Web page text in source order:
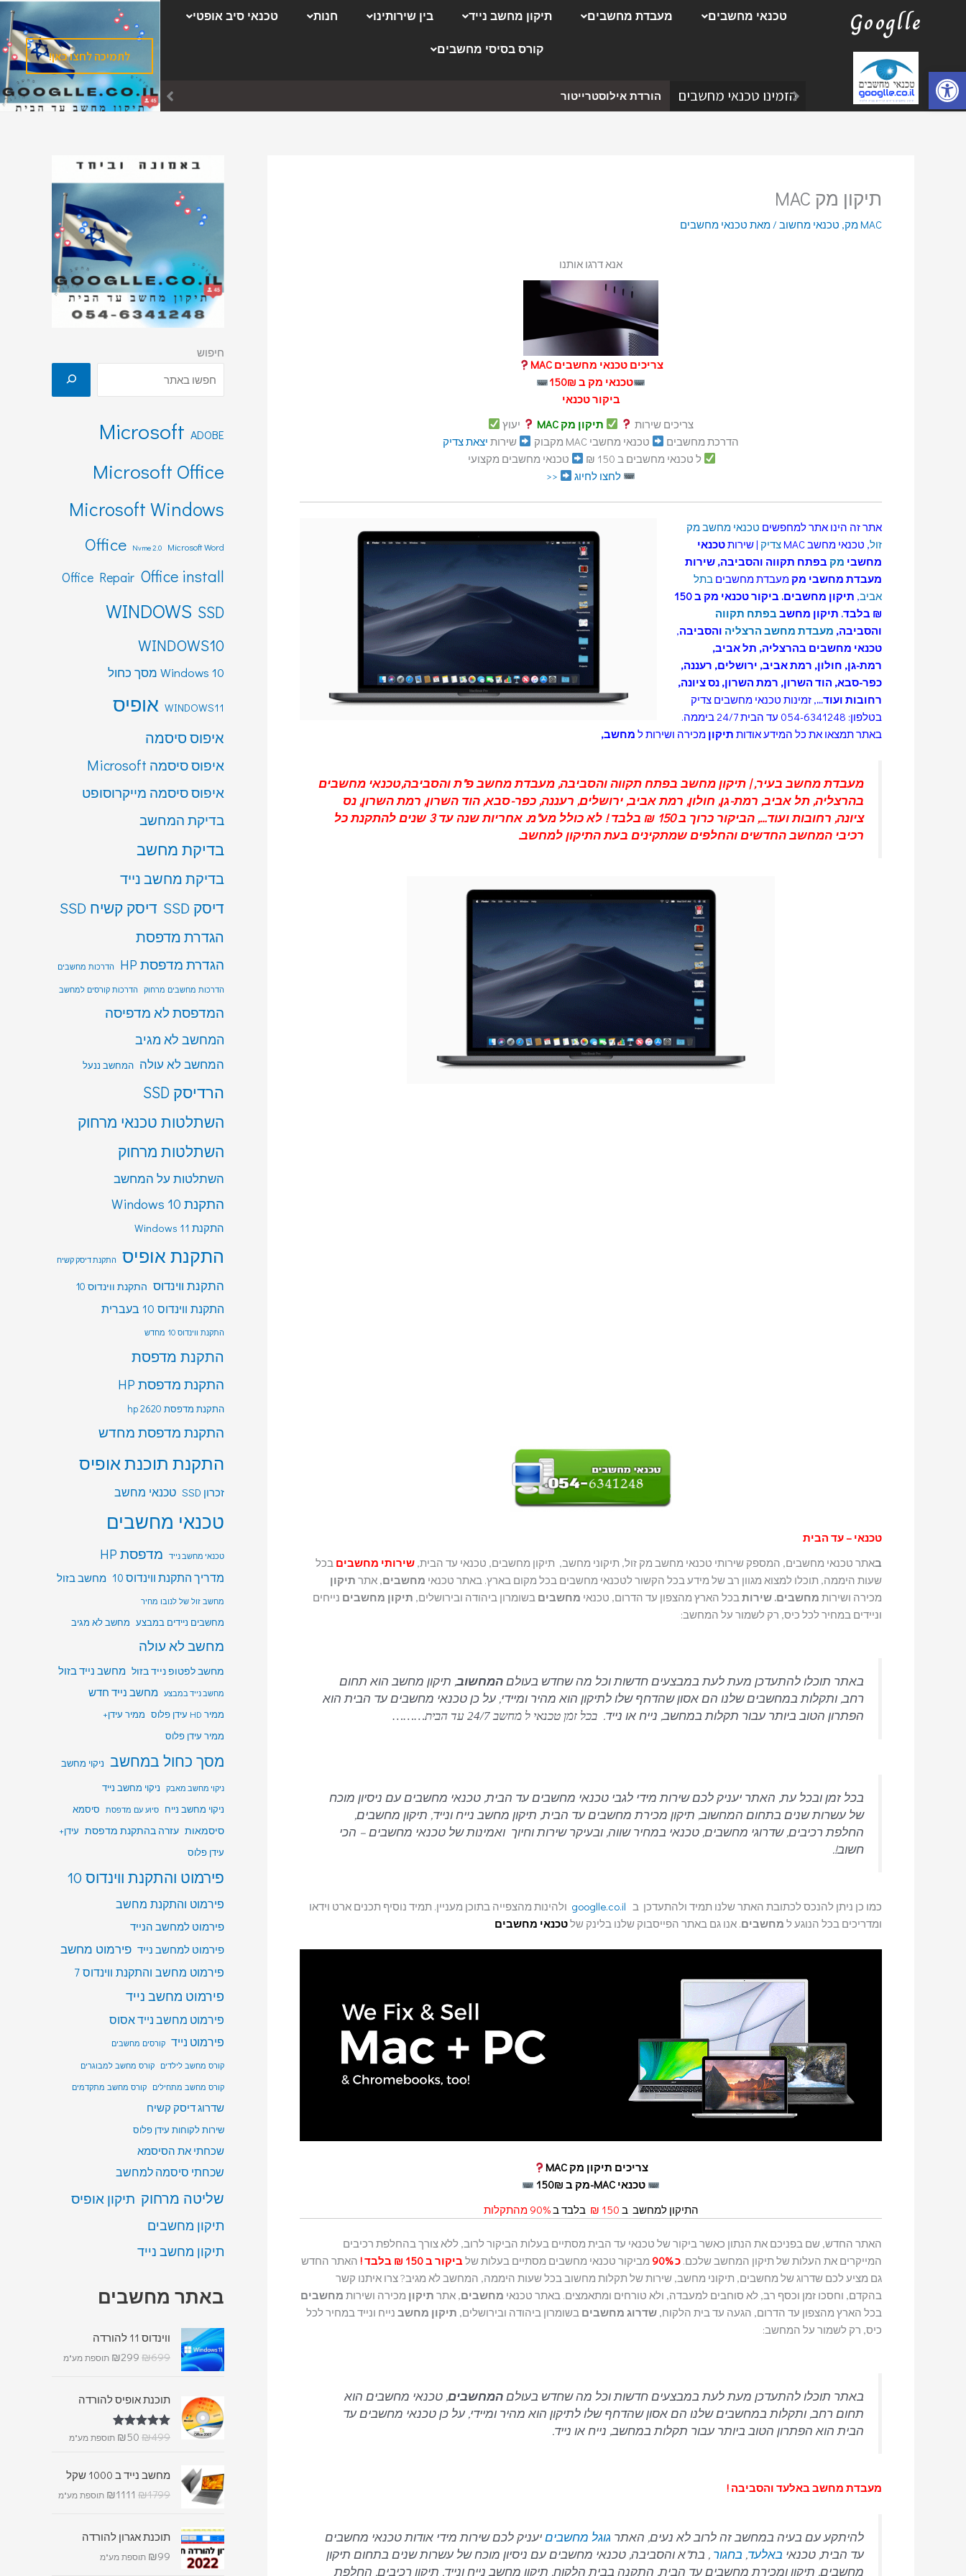
פתח סרגל נגישות
Googlle טכנאי מחשבים מעבדת מחשבים תיקון מחשב נייד בין שירותינו חנות טכנאי סיב אופטי
קורס בסיסי מחשבים
הזמינו טכנאי מחשבים הורדת אילוסטרייטור
לתמיכה לחצו כאן!
תיקון מק MAC
MAC מק , טכנאי מחשוב / מאת טכנאי מחשבים
אנא דרגו אותנו
צריכים טכנאי מחשבים MAC
טכנאי מק ב 150₪
ביקור טכנאי
צריכים שירות
תיקון מק MAC
יעוץ
הדרכת מחשבים
טכנאי מחשבי MAC מקבוק שירות יצאת צדיק
ל טכנאי מחשבים ב 150 ₪
טכנאי מחשבים מקצועי
לחצו לחיוג
<<
אתר זה הינו אתר למחפשים טכנאי מחשב מק
זול, טכנאי מחשב MAC צדיק | שירותטכנאי
מחשבי מק בפתח תקווה והסביבה, שירות
מעבדת מחשבי מקמעבדת מחשבים בתל
אביב, תיקון מחשבים.
ביקור טכנאי מק ב 150
₪ בלבד. תיקון מחשב בפתח תקווה
והסביבה, מעבדת מחשב הרצליה והסביבה,
טכנאי מחשבים בהרצליה, תל אביב,
רמת-גן, חולון, רמת אביב, ירושלים, רעננה,
כפר-סבא, הוד השרון, רמת השרון, נס ציונה,
רחובות ועוד…, זמינות טכנאי מחשבים צדיק
בטלפון: 054-6341248 עד הבית 24/7 ביממה.
באתר תמצאו את כל המידע אודות תיקון מכירה ושירות ל מחשב,
מעבדת מחשב בעיר, | תיקון מחשב בפתח תקווה והסביבה, מעבדת מחשב פ"ת והסביבה,טכנאי מחשבים
בהרצליה, תל אביב, רמת-גן, חולון, רמת אביב, ירושלים, רעננה, כפר-סבא, הוד השרון, רמת השרון, נס
ציונה, רחובות
ועוד…, הביקור כרוך ב 150 ₪ בלבד ! לא כולל מע"מ. אחריות שנה עד 3 שנים להתקנת כל
רכיבי המחשב החדשים והחלפים שמתקינים בעת התיקון למחשב.
טכנאי – עד הבית
באתר טכנאי מחשבים, המספק שירותי טכנאי מחשב מק זול, תיקוני מחשב, תיקון מחשבים, טכנאי עד הבית, שירותי מחשבים בכל
שעות היממה, תוכלו למצוא מגוון רב של מידע בכל הקשור לטכנאי מחשבים בכל מקום בארץ. באתר טכנאי מחשבים, אתר תיקון
מכירה ושירות מחשבים. שירות בכל הארץ מהצפון עד הדרום, טכנאי מחשבים בשומרון ביהודה ובירושלים, תיקון מחשבים נייחים
וניידים במחיר לכל כיס, רק לשמור על המחשב:
באתר תוכלו להתעדכן מעת לעת במבצעים חדשות וכל מה שחדש בעולם המחשוב, תיקון מחשב הוא תחום
רחב, ותקלות במחשבים שלנו הם אסון שהדחף שלו לתיקון הוא מהיר ומיידי, על כן טכנאי מחשבים עד הבית הוא
הפתרון הטוב ביותר עבור תקלות במחשב, נייח או נייד. בכל זמן טכנאי ל מחשב 24/7 עד הבית………
בכל זמן ובכל עת, האתר יעניק לכם שירות מידי לגבי טכנאי מחשבים עד הבית, טכנאי מחשבים עם ניסיון מוכח
של עשרות שנים בתחום המחשוב, תיקון מכירת מחשבים עד הבית, תיקון מחשב נייח ונייד, תיקון מחשבים,
החלפת רכיבים, שדרוגי מחשבים, טכנאי במחיר שווה, ובעיקר שירות וחיוך ואמינות של טכנאי מחשבים – הכי
חשוב!.
כמו כן ניתן להנכס לכתובת האתר שלנו תמיד ולהתעדכן ב googlle.co.il ולהינות מהצפייה בתוכן מעניין. תמיד נוסיף תכנים ארט וידאו
ומדריכים בכל הנוגע ל מחשבים. אנו גם באתר הפייסבוק שלנו בלינק שלטכנאי מחשבים
צריכים תיקון מק MAC
טכנאי MAC-מק ב 150₪
התיקון למחשב ב 150 ₪ בלבד ב90% מהתקלות
האתר החדש, שם בפניכם את הנתון כאשר ביקור של טכנאי עד הבית מסתיים בעלות הביקור לרוב, ללא צורך בהחלפת רכיבים
המייקרים את העלות של תיקון המחשב שלכם. כ 90% מביקור טכנאי מחשבים מסתיים בעלות של ביקור ב 150 ₪ בלבד !
האתר החדש
גם מציע לכם שדרוג של מחשבים, תיקוני מחשב, שירות של תקלות מחשוב בכל שעות היממה, המחשב לא מגיב? צרו איתנו קשר
בהקדם, וחסכו זמן וכסף רב, לא סוחבים למעבדה, ולא טורחים ומתאמצים. באתר טכנאי מחשבים, אתר תיקון מכירה ושירות מחשבים
בכל הארץ מהצפון עד הדרום, הגעה עד בית הלקוח, שדרוג מחשבים בשומרון ביהודה ובירושלים, תיקון מחשב נייח ונייד במחיר לכל
כיס, רק לשמור על המחשב:
באתר תוכלו להתעדכן מעת לעת במבצעים חדשות וכל מה שחדש בעולם המחשבים, טכנאי מחשבים הוא
תחום רחב, ותקלות במחשבים שלנו הם אסון שהדחף שלו לתיקון הוא מהיר ומיידי, על כן טכנאי מחשבים עד
הבית הוא הפתרון הטוב ביותר עבור תקלות במחשב, נייח או נייד.
מעבדת מחשב באלעד והסביבה !
להיתקע עם בעיה במחשב זה לרוב לא נעים, האתר גוגל מחשביםיעניק לכם שירות מידי אודות טכנאי מחשבים
עד הבית, טכנאי באלעד, בחגור , בת"א והסביבה, טכנאי מחשבים עם ניסיון מוכח של עשרות שנים בתחום תיקון
מחשבים, תיקון ומכירת מחשבים עד הבית, התקנה בבית הלקוח, תיקון מחשב נייח ונייד, תיקון רכיבים, החלפת
חיפוש
ADOBE
Microsoft
Microsoft Office
Microsoft Windows
Microsoft Word
Nvme 2.0
Office
Office install
Office Repair
SSD
WINDOWS
WINDOWS10
Windows 10 מסך כחול
WINDOWS11 אופיס
איפוס סיסמה
איפוס סיסמה Microsoft
איפוס סיסמה מייקרוסופט
בדיקת המחשב
בדיקת מחשב
בדיקת מחשב נייד
דיסק SSD דיסק קשיח SSD
הגדרת מדפסת
הגדרת מדפסת HP הדרכות מחשבים
הדרכות מחשבים מרחוק הדרכות קורסים למחשב
המדפסת לא מדפיסה
המחשב לא מגיב
המחשב לא עולה המחשב ננעל
הרדיסק SSD
השתלטות טכנאי מרחוק
השתלטות מרחוק
השתלטות על המחשב
התקנת Windows 10
התקנת Windows 11
התקנת אופיס התקנת דיסק קשיח
התקנת ווינדוס התקנת ווינדוס 10
התקנת ווינדוס 10 בעברית
התקנת ווינדוס 10 מחדש
התקנת מדפסת
התקנת מדפסת HP
התקנת מדפסת hp 2620
התקנת מדפסת מחדש
התקנת תוכנת אופיס
זכרון SSD טכנאי מחשב
טכנאי מחשבים
טכנאי מחשב נייד מדפסת HP
מדריך התקנת ווינדוס 10 מחשב בזול
מחשב זול של לנובו מחיר
מחשבים ניידים במבצע מחשב לא מגיב
מחשב לא עולה
מחשב לפטופ נייד בזול מחשב נייד בזול
מחשב נייד במבצע מחשב נייד חדש
ממיר HD עידן פלוס
ממיר עידן+
ממיר עידן פלוס
מסך כחול במחשב ניקוי מחשב
ניקוי מחשב מאבק
ניקוי מחשב נייד
ניקוי מחשב נייח סיוע עם מדפסת סיסמא
סיסמאות עזרה בהתקנת מדפסת עידן+
עידן פלוס
פירמוט והתקנת ווינדוס 10
פירמוט והתקנת מחשב
פירמוט למחשב הנייד
פירמוט למחשב נייד פירמוט מחשב
פירמוט מחשב והתקנת ווינדוס 7
פירמוט מחשב נייד
פירמוט מחשב נייד אסוס
פירמוט נייד קורסים מחשבים
קורס מחשב לילדים קורס מחשב למבוגרים
קורס מחשב מתחילים קורס מחשב מתקדמים
שדרוג דיסק קשיח
שירות לקוחות עידן פלוס
שכחתי את הסיסמא
שכחתי סיסמה למחשב
שליטה מרחוק תיקון אופיס
תיקון מחשבים
תיקון מחשב נייד
באתר מחשבים
ווינדוס 11 להורדה
₪699
₪299 תוספת מע"מ
תוכנת אופיס להורדה
דורג5.00
₪499
₪50 תוספת מע"מ
מחשב נייד ב 1000 שקל
₪1799
₪1111 תוספת מע"מ
תוכנת אגרון להורדה
₪99 תוספת מע"מ
ק